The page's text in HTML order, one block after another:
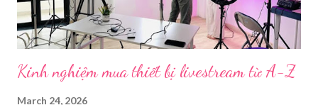
mềm sẽ giúp bu...
Kinh nghiệm mua thiết bị livestream​ từ A-Z
March 24, 2026